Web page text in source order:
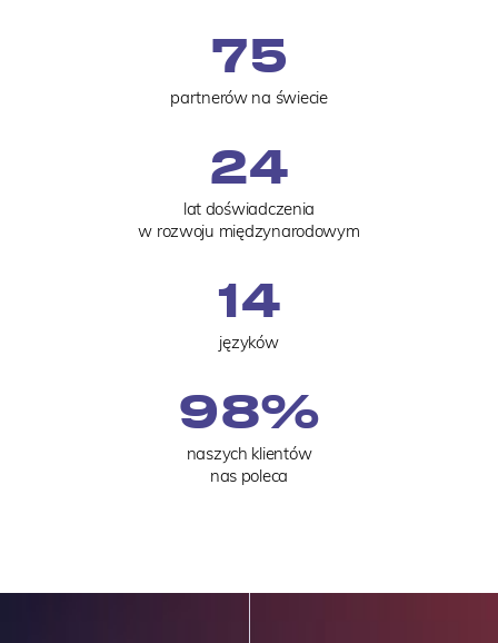
partnerów na świecie
75
lat doświadczenia
w rozwoju międzynarodowym
24
języków
14
naszych klientów
nas poleca
98%